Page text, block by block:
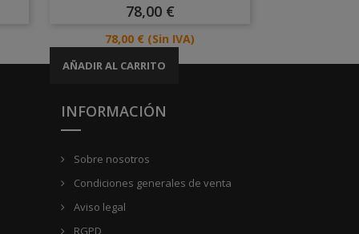
Precio
78,00 €
Precio
78,00 € (Sin IVA)
AÑADIR AL CARRITO
INFORMACIÓN
Sobre nosotros
Condiciones generales de venta
Aviso legal
RGPD